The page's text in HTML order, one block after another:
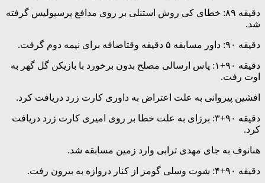
دقیقه ۸۹: خطای کی روش استنلی بر روی مدافع پرسپولیس گرفته
شد.
دقیقه ۹۰: داور مسابقه ۵ دقیقه وقتاضافه برای نیمه دوم گرفت.
دقیقه ۹۰+۱: پاس ارسالی مصلح بدون برخورد با بازیکن گل گهر به
اوت رفت.
افشین پیروانی به علت اعتراض به داوری کارت زرد دریافت کرد.
دقیقه ۹۰+۳: برزای به علت خطا بر روی امیری کارت زرد دریافت
کرد.
هنانوف به جای مهدی ترابی وارد زمین مسابقه شد.
دقیقه ۹۰+۴: شوت وسلی گومز از کنار دروازه به بیرون رفت.